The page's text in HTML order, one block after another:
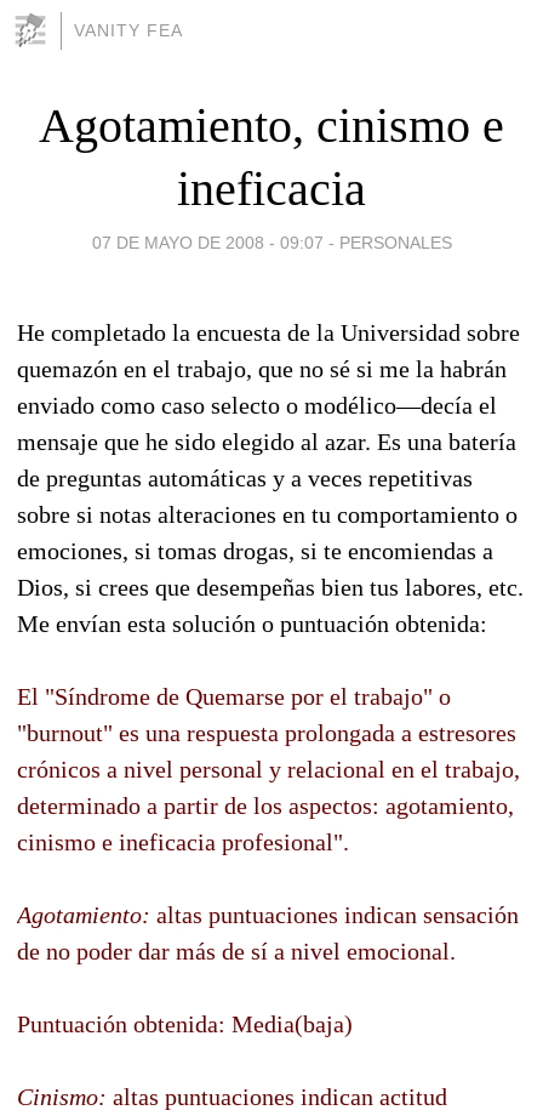
VANITY FEA
Agotamiento, cinismo e
ineficacia
07 DE MAYO DE 2008 - 09:07 - PERSONALES
He completado la encuesta de la Universidad sobre
quemazón en el trabajo, que no sé si me la habrán
enviado como caso selecto o modélico—decía el
mensaje que he sido elegido al azar. Es una batería
de preguntas automáticas y a veces repetitivas
sobre si notas alteraciones en tu comportamiento o
emociones, si tomas drogas, si te encomiendas a
Dios, si crees que desempeñas bien tus labores, etc.
Me envían esta solución o puntuación obtenida:
El "Síndrome de Quemarse por el trabajo" o
"burnout" es una respuesta prolongada a estresores
crónicos a nivel personal y relacional en el trabajo,
determinado a partir de los aspectos: agotamiento,
cinismo e ineficacia profesional".
Agotamiento: altas puntuaciones indican sensación
de no poder dar más de sí a nivel emocional.
Puntuación obtenida: Media(baja)
Cinismo: altas puntuaciones indican actitud